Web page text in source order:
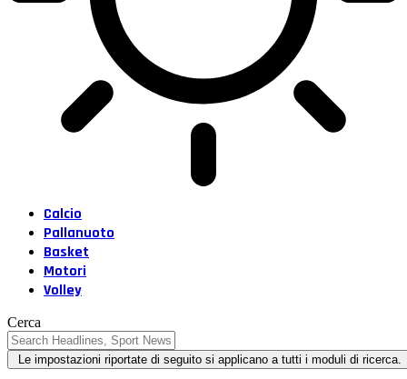
Calcio
Pallanuoto
Basket
Motori
Volley
Cerca